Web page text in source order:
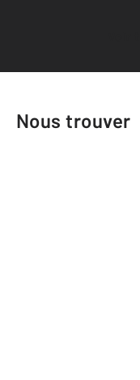
Nous trouver